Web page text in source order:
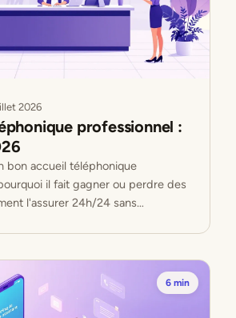
2026
professionnel :
bon accueil téléphonique
il fait gagner ou perdre des
l'assurer 24h/24 sans
6 min